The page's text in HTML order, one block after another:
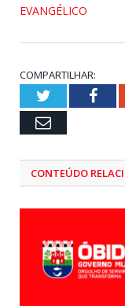
EVANGÉLICO
COMPARTILHAR:
Twitter
Email
CONTEÚDO